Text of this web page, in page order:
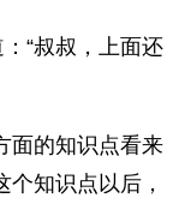
“叔叔，上面还
的知识点看来
个知识点以后，